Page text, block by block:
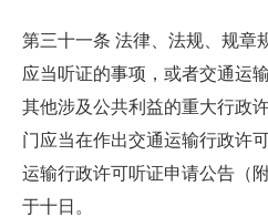
第三十一条 法律、法规、规章
应当听证的事项，或者交通运
其他涉及公共利益的重大行政
门应当在作出交通运输行政许
运输行政许可听证申请公告（
于十日。